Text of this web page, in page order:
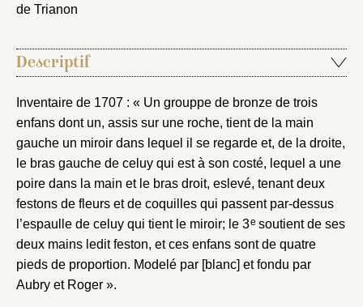
de Trianon
Descriptif
Inventaire de 1707 : « Un grouppe de bronze de trois
enfans dont un, assis sur une roche, tient de la main
gauche un miroir dans lequel il se regarde et, de la droite,
le bras gauche de celuy qui est à son costé, lequel a une
poire dans la main et le bras droit, eslevé, tenant deux
festons de fleurs et de coquilles qui passent par-dessus
l’espaulle de celuy qui tient le miroir; le 3e soutient de ses
deux mains ledit feston, et ces enfans sont de quatre
pieds de proportion. Modelé par [blanc] et fondu par
Aubry et Roger ».